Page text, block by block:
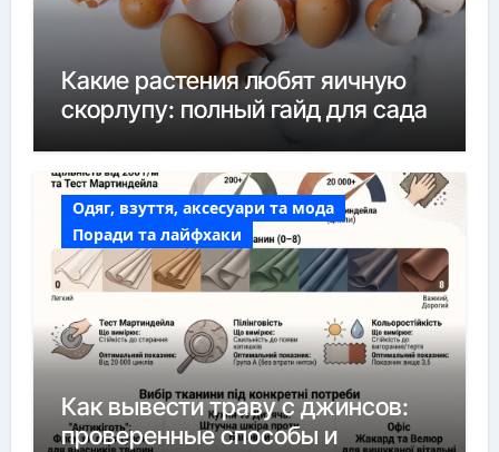
Какие растения любят яичную
скорлупу: полный гайд для сада
Одяг, взуття, аксесуари та мода
Поради та лайфхаки
Как вывести траву с джинсов:
проверенные способы и